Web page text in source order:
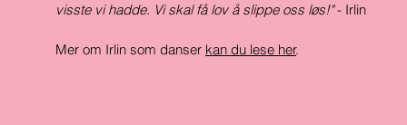
visste vi hadde. Vi skal få lov å slippe oss løs!"- Irlin
Mer om Irlin som danser kan du lese her.